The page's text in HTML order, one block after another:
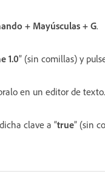
+ Mayúsculas + G.
1.0” (sin comillas) y
en un editor de texto.
clave a “true” (sin